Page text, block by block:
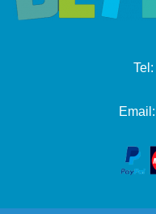
Tel:
Email: